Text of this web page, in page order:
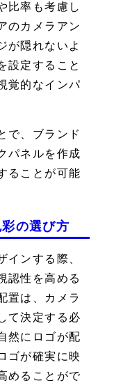
比率も考慮し
のカメラアン
が隠れないよ
設定すること
覚的なインパ
で、ブランド
パネルを作成
ることが可能
の選び方
インする際、
認性を高める
置は、カメラ
て決定する必
然にロゴが配
ゴが確実に映
めることがで